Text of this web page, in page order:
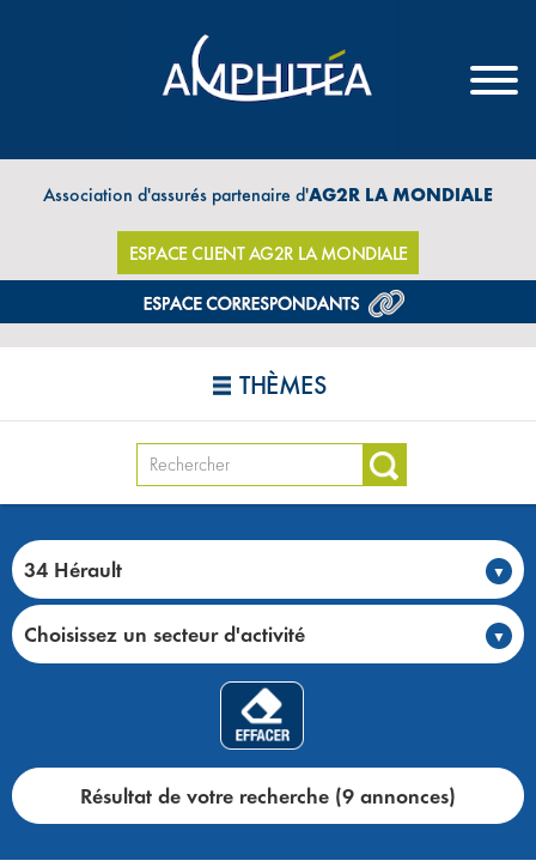
Association d'assurés partenaire d'AG2R LA MONDIALE
ESPACE CLIENT AG2R LA MONDIALE
THÈMES
34 Hérault
Choisissez un secteur d'activité
Résultat de votre recherche (9 annonces)